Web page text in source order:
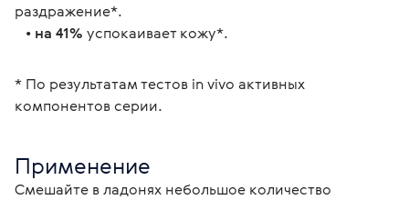
раздражение*.
• на 41% успокаивает кожу*.
* По результатам тестов in vivo активных
компонентов серии.
Применение
Смешайте в ладонях небольшое количество